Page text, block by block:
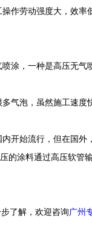
作劳动强度大，效
涂，一种是高压无气
气泡，虽然施工速
开始流行，但在国
的涂料通过高压软管
了解，欢迎咨询广州